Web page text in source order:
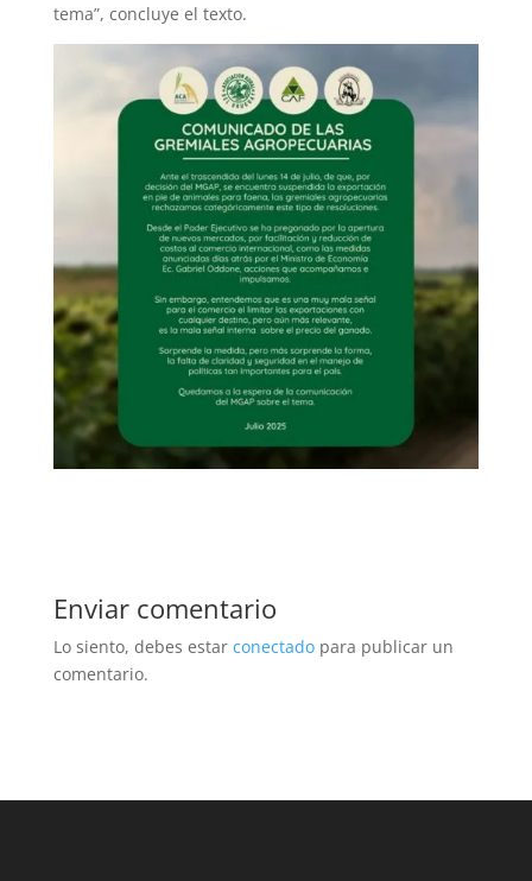
tema”, concluye el texto.
Enviar comentario
Lo siento, debes estar conectadopara publicar un
comentario.